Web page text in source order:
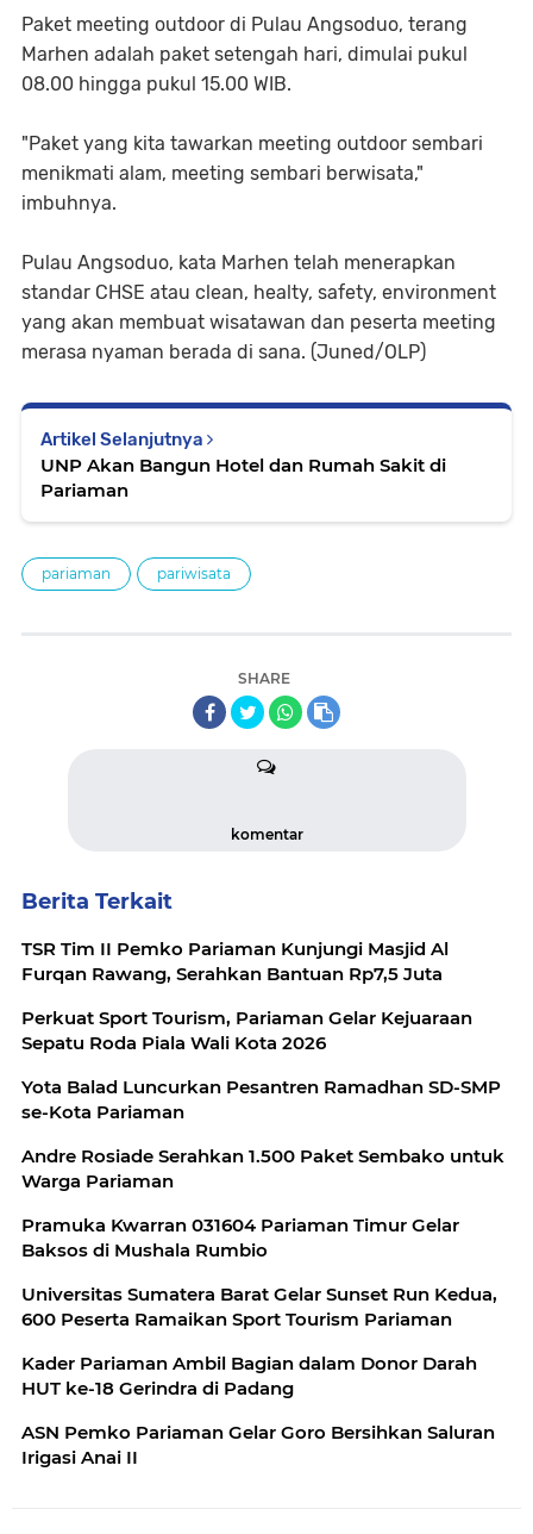
Paket meeting outdoor di Pulau Angsoduo, terang
Marhen adalah paket setengah hari, dimulai pukul
08.00 hingga pukul 15.00 WIB.
"Paket yang kita tawarkan meeting outdoor sembari
menikmati alam, meeting sembari berwisata,"
imbuhnya.
Pulau Angsoduo, kata Marhen telah menerapkan
standar CHSE atau clean, healty, safety, environment
yang akan membuat wisatawan dan peserta meeting
merasa nyaman berada di sana. (Juned/OLP)
Artikel Selanjutnya
UNP Akan Bangun Hotel dan Rumah Sakit di
Pariaman
pariaman pariwisata
SHARE
komentar
Berita Terkait
TSR Tim II Pemko Pariaman Kunjungi Masjid Al
Furqan Rawang, Serahkan Bantuan Rp7,5 Juta
Perkuat Sport Tourism, Pariaman Gelar Kejuaraan
Sepatu Roda Piala Wali Kota 2026
Yota Balad Luncurkan Pesantren Ramadhan SD-SMP
se-Kota Pariaman
Andre Rosiade Serahkan 1.500 Paket Sembako untuk
Warga Pariaman
Pramuka Kwarran 031604 Pariaman Timur Gelar
Baksos di Mushala Rumbio
Universitas Sumatera Barat Gelar Sunset Run Kedua,
600 Peserta Ramaikan Sport Tourism Pariaman
Kader Pariaman Ambil Bagian dalam Donor Darah
HUT ke-18 Gerindra di Padang
ASN Pemko Pariaman Gelar Goro Bersihkan Saluran
Irigasi Anai II